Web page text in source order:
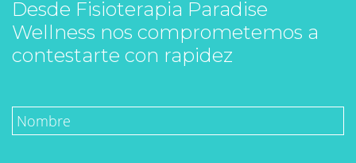
Desde Fisioterapia Paradise
Wellness nos comprometemos a
contestarte con rapidez